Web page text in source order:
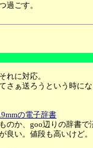
過ごす。
れに対応。
さぁ送ろうという時に
の電子辞書
か、goo辺りの辞書で
い。値段も高いけど。